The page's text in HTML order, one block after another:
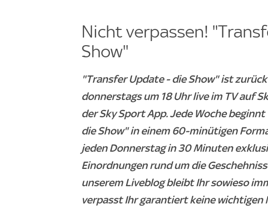
Nicht verpassen!
Show"
"Transfer Update - die Show" ist
donnerstags um 18 Uhr live im TV auf
der Sky Sport App. Jede Woche
die Show" in einem 60-minütigen
jeden Donnerstag in 30 Minuten
Einordnungen rund um die
unserem Liveblog bleibt Ihr sowieso
verpasst Ihr garantiert keine wichtigen